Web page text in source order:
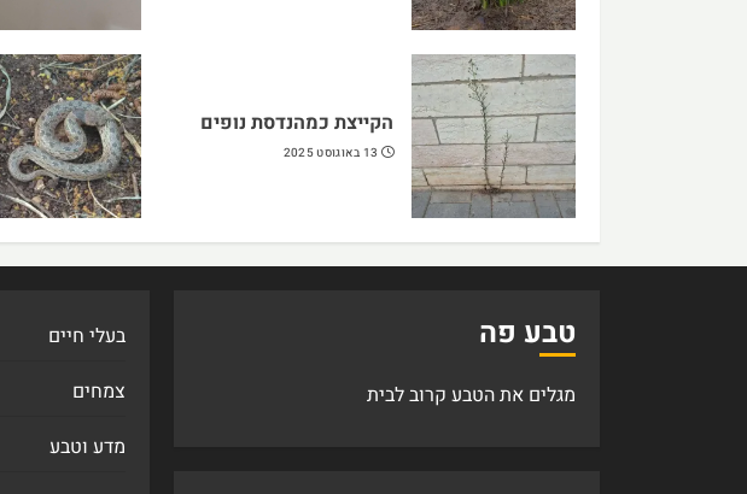
הקייצת כמהנדסת נופים
13 באוגוסט 2025
טבע פה
מגלים את הטבע קרוב לבית
בעלי חיים
צמחים
מדע וטבע